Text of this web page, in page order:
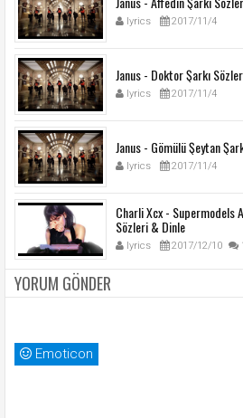
lyrics 2017/11/4
Janus - Doktor Şarkı
lyrics 2017/11/4
Janus - Gömülü Şeytan
lyrics 2017/11/4
Charli Xcx - Supermodels
Sözleri & Dinle
lyrics 2017/12/10
YORUM GÖNDER
Emoticon